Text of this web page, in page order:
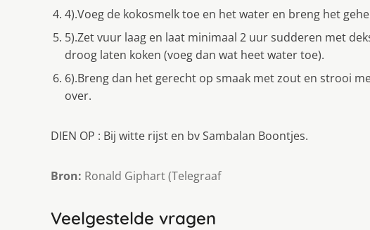
4).Voeg de kokosmelk toe en het water en breng het
5).Zet vuur laag en laat minimaal 2 uur sudderen met
droog laten koken (voeg dan wat heet water toe).
6).Breng dan het gerecht op smaak met zout en strooi
over.
DIEN OP : Bij witte rijst en bv Sambalan Boontjes.
Bron: Ronald Giphart (Telegraaf
Veelgestelde vragen